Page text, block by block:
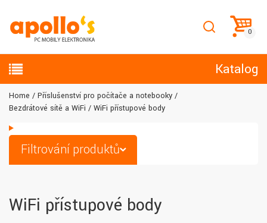
Katalog
Home
Příslušenství pro počítače a notebooky
Bezdrátové sítě a WiFi
WiFi přístupové body
Filtrování produktů
WiFi přístupové body